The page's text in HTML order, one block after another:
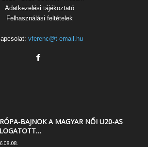
Adatkezelési tájékoztató
Felhasználási feltételek
vferenc@t-email.hu
BAJNOK A MAGYAR NŐI U20-AS